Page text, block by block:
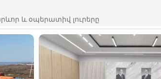
և օպերատիվ լուրերը